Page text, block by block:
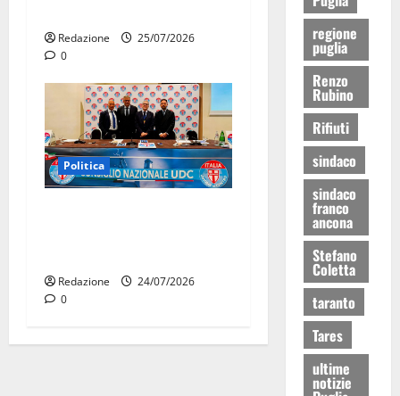
Redazione
25/07/2026
0
Politica
Redazione
24/07/2026
0
regione
puglia
Renzo
Rubino
Rifiuti
sindaco
sindaco
franco
ancona
Stefano
Coletta
taranto
Tares
ultime
notizie